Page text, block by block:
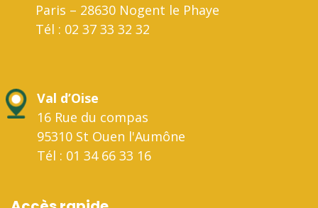
Paris – 28630 Nogent le Phaye
Tél : 02 37 33 32 32
Val d’Oise
16 Rue du compas
95310 St Ouen l'Aumône
Tél : 01 34 66 33 16